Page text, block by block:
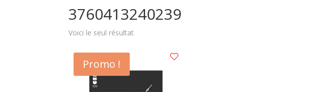
3760413240239
Voici le seul résultat
Promo !